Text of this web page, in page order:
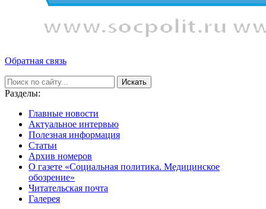
Обратная связь
Искать
Разделы:
Главные новости
Актуальное интервью
Полезная информация
Статьи
Архив номеров
О газете «Социальная политика. Медицинское
обозрение»
Читательская почта
Галерея